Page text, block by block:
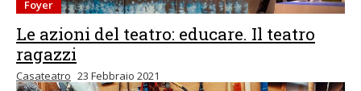
Foyer
Le azioni del teatro: educare. Il teatro
ragazzi
Casateatro 23 Febbraio 2021